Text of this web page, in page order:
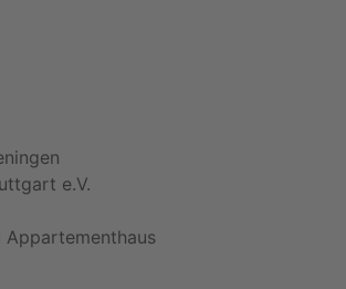
e.V.
Appartementhaus